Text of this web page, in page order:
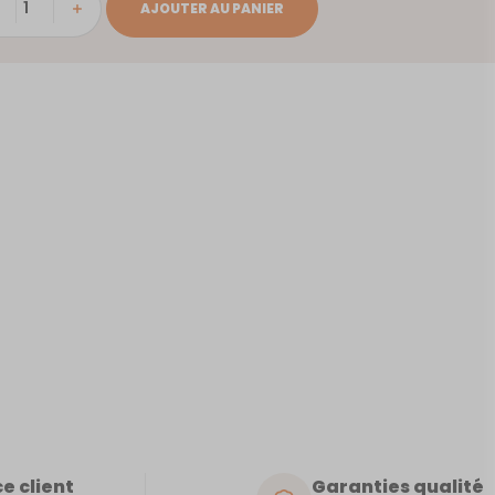
AJOUTER AU PANIER
client Garanties qualité